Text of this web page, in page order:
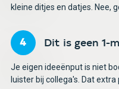
kleine ditjes en datjes. Nee,
Dit is geen 1-
Je eigen ideeënput is niet
luister bij collega's. Dat